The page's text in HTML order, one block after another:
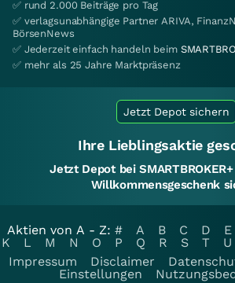
✅ rund 2.000 Beiträge pro Tag
✅ verlagsunabhängige Partner ARIVA,
BörsenNews
✅ Jederzeit einfach handeln beim
✅ mehr als 25 Jahre Marktpräsenz
Jetzt Depot sichern
Ihre Lieblingsaktie
Jetzt Depot bei
Willkommensgeschenk
Aktien von A - Z: # A B C D E
K
L M N O P Q R S T U
Impressum
Disclaimer
Einstellungen